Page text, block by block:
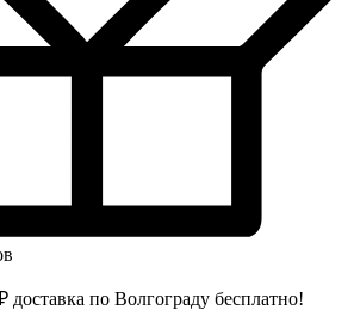
доставка по Волгограду бесплатно!